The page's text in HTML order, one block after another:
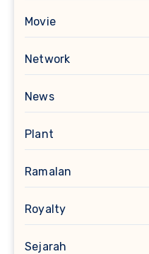
Movie
Network
News
Plant
Ramalan
Royalty
Sejarah